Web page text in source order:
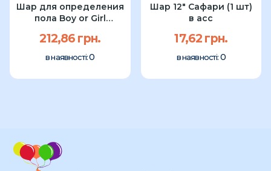
Шар для определения
пола Boy or Girl
212,86 грн.
в наявності:0
Шар 12″ Сафари (1 шт)
в асс
17,62 грн.
в наявності: 0